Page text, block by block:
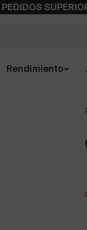
SUPERIORES
Rendimiento